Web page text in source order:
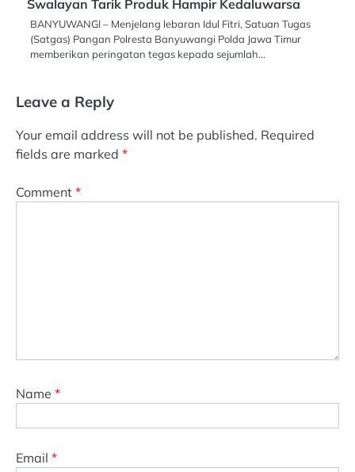
Swalayan Tarik Produk Hampir Kedaluwarsa
BANYUWANGI – Menjelang lebaran Idul Fitri, Satuan Tugas
(Satgas) Pangan Polresta Banyuwangi Polda Jawa Timur
memberikan peringatan tegas kepada sejumlah…
Leave a Reply
Your email address will not be published. Required
fields are marked *
Comment *
Name *
Email *